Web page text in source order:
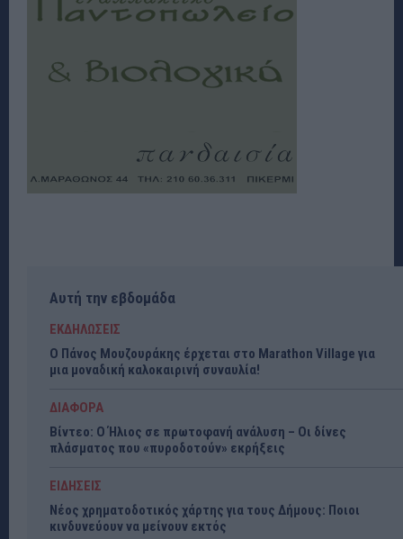
Αυτή την εβδομάδα
ΕΚΔΗΛΩΣΕΙΣ
Ο Πάνος Μουζουράκης έρχεται στο Marathon Village για
μια μοναδική καλοκαιρινή συναυλία!
ΔΙΑΦΟΡΑ
Βίντεο: Ο Ήλιος σε πρωτοφανή ανάλυση – Οι δίνες
πλάσματος που «πυροδοτούν» εκρήξεις
ΕΙΔΗΣΕΙΣ
Νέος χρηματοδοτικός χάρτης για τους Δήμους: Ποιοι
κινδυνεύουν να μείνουν εκτός